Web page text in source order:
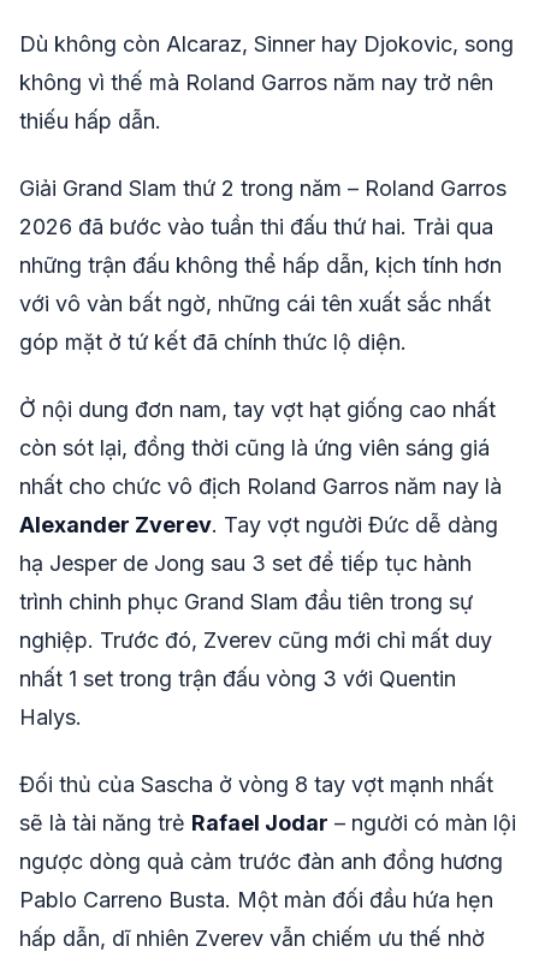
share mail © 2026 TT24H
Dù không còn Alcaraz, Sinner hay Djokovic, song
không vì thế mà Roland Garros năm nay trở nên
thiếu hấp dẫn.
Giải Grand Slam thứ 2 trong năm – Roland Garros
2026 đã bước vào tuần thi đấu thứ hai. Trải qua
những trận đấu không thể hấp dẫn, kịch tính hơn
với vô vàn bất ngờ, những cái tên xuất sắc nhất
góp mặt ở tứ kết đã chính thức lộ diện.
Ở nội dung đơn nam, tay vợt hạt giống cao nhất
còn sót lại, đồng thời cũng là ứng viên sáng giá
nhất cho chức vô địch Roland Garros năm nay là
Alexander Zverev. Tay vợt người Đức dễ dàng
hạ Jesper de Jong sau 3 set để tiếp tục hành
trình chinh phục Grand Slam đầu tiên trong sự
nghiệp. Trước đó, Zverev cũng mới chỉ mất duy
nhất 1 set trong trận đấu vòng 3 với Quentin
Halys.
Đối thủ của Sascha ở vòng 8 tay vợt mạnh nhất
sẽ là tài năng trẻ Rafael Jodar – người có màn lội
ngược dòng quả cảm trước đàn anh đồng hương
Pablo Carreno Busta. Một màn đối đầu hứa hẹn
hấp dẫn, dĩ nhiên Zverev vẫn chiếm ưu thế nhờ